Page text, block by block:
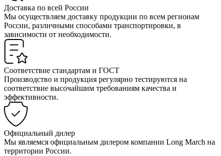
Доставка по всей России
Мы осуществляем доставку продукции по всем регионам
России, различными способами транспортировки, в
зависимости от необходимости.
Соответствие стандартам и ГОСТ
Производство и продукция регулярно тестируются на
соответствие высочайшим требованиям качества и
эффективности.
Официальный дилер
Мы являемся официальным дилером компании Long March на
территории России.